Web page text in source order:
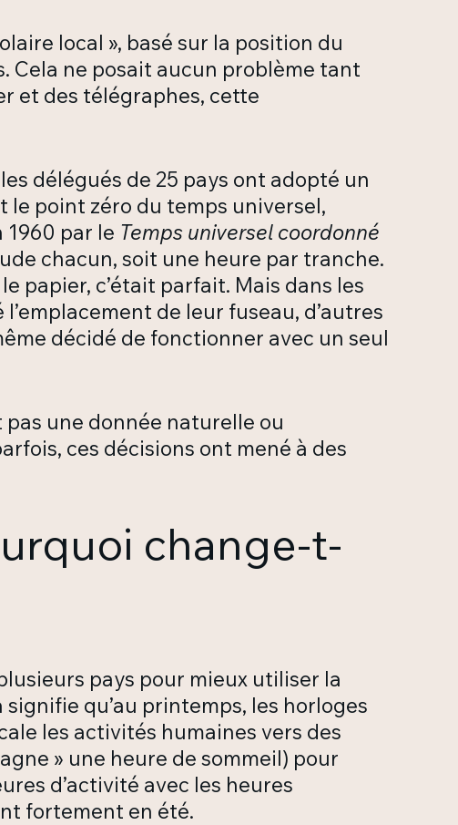
local », basé sur la position du
Cela ne posait aucun problème tant
et des télégraphes, cette
délégués de 25 pays ont adopté un
le point zéro du temps universel,
1960 par le Temps universel coordonné
chacun, soit une heure par tranche.
papier, c’était parfait. Mais dans les
de leur fuseau, d’autres
décidé de fonctionner avec un seul
pas une donnée naturelle ou
ces décisions ont mené à des
change-t-
pays pour mieux utiliser la
qu’au printemps, les horloges
les activités humaines vers des
» une heure de sommeil) pour
d’activité avec les heures
fortement en été.